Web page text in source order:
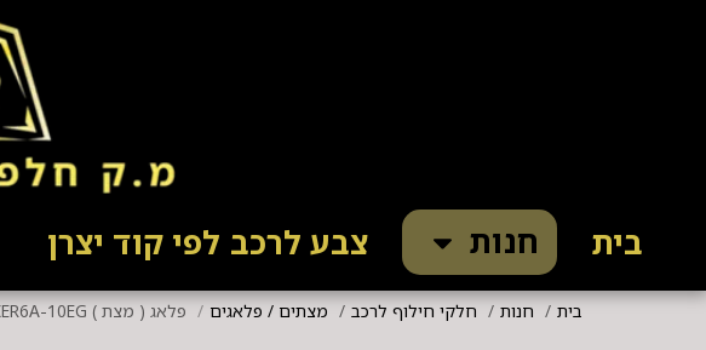
בית חנות צבע לרכב לפי קוד יצרן
בית חנות חלקי חילוף לרכב מצתים / פלאגים פלאג ( מצת ) NGK ZKER6A-10EG